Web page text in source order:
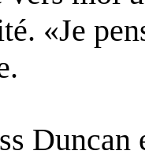
«Je
Duncan